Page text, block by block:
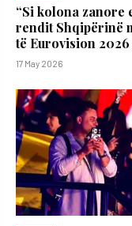
“Si kolona zanore
rendit Shqipërinë
të Eurovision 2026
17 May 2026